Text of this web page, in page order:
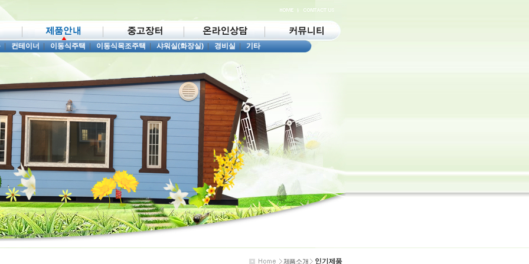
|컨테이너|이동식주택|이동식목조주택|샤워실(화장실)|경비실|기타